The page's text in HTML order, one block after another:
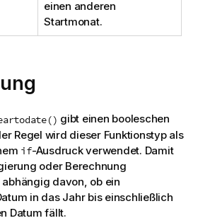
einen anderen
Startmonat.
gibt einen booleschen
Regel wird dieser Funktionstyp als
if-Ausdruck verwendet. Damit
oder Berechnung
davon, ob ein
in das Jahr bis einschließlich
Datum fällt.